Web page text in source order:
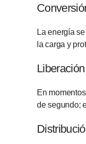
La energía
la carga y
En
de segundo;